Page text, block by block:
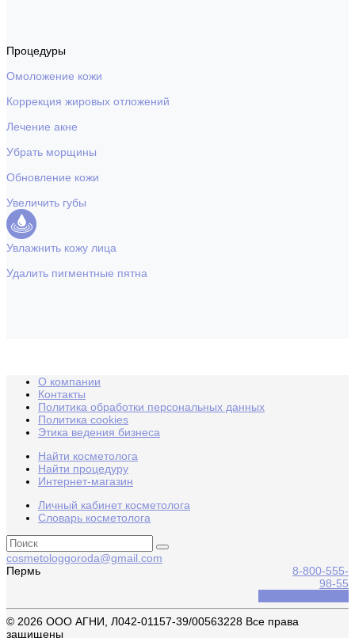
Процедуры
Омоложение кожи
Коррекция жировых отложений
Лечение акне
Убрать морщины
Обновление кожи
Увеличить губы
Увлажнить кожу лица
Удалить пигментные пятна
О компании
Контакты
Политика обработки персональных данных
Политика cookies
Этика ведения бизнеса
Найти косметолога
Найти процедуру
Интернет-магазин
Личный кабинет косметолога
Словарь косметолога
cosmetologgoroda@gmail.com
Пермь
8-800-555-
98-55
© 2026 ООО АГНИ, Л042-01157-39/00563228 Все права
защищены